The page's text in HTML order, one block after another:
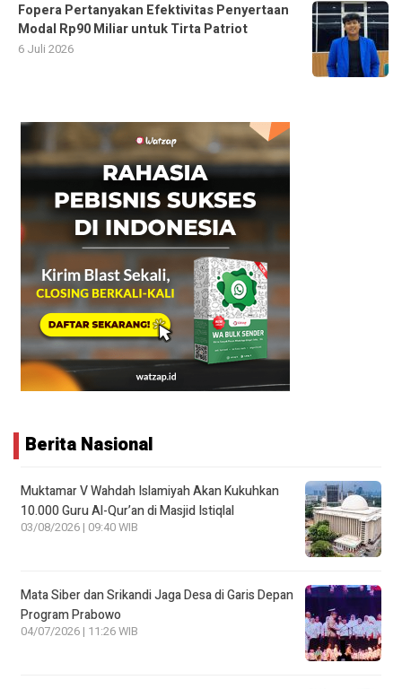
Fopera Pertanyakan Efektivitas Penyertaan
Modal Rp90 Miliar untuk Tirta Patriot
6 Juli 2026
Berita Nasional
Muktamar V Wahdah Islamiyah Akan Kukuhkan
10.000 Guru Al-Qur’an di Masjid Istiqlal
03/08/2026 | 09:40 WIB
Mata Siber dan Srikandi Jaga Desa di Garis Depan
Program Prabowo
04/07/2026 | 11:26 WIB